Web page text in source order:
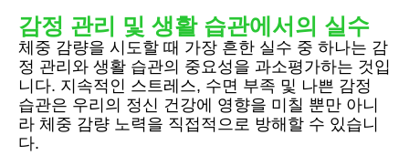
감정 관리 및 생활 습관에서의 실수
체중 감량을 시도할 때 가장 흔한 실수 중 하나는 감
정 관리와 생활 습관의 중요성을 과소평가하는 것입
니다. 지속적인 스트레스, 수면 부족 및 나쁜 감정
습관은 우리의 정신 건강에 영향을 미칠 뿐만 아니
라 체중 감량 노력을 직접적으로 방해할 수 있습니
다.